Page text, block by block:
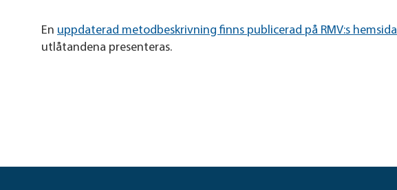
En uppdaterad metodbeskrivning finns publicerad på RMV:s hemsida
utlåtandena presenteras.